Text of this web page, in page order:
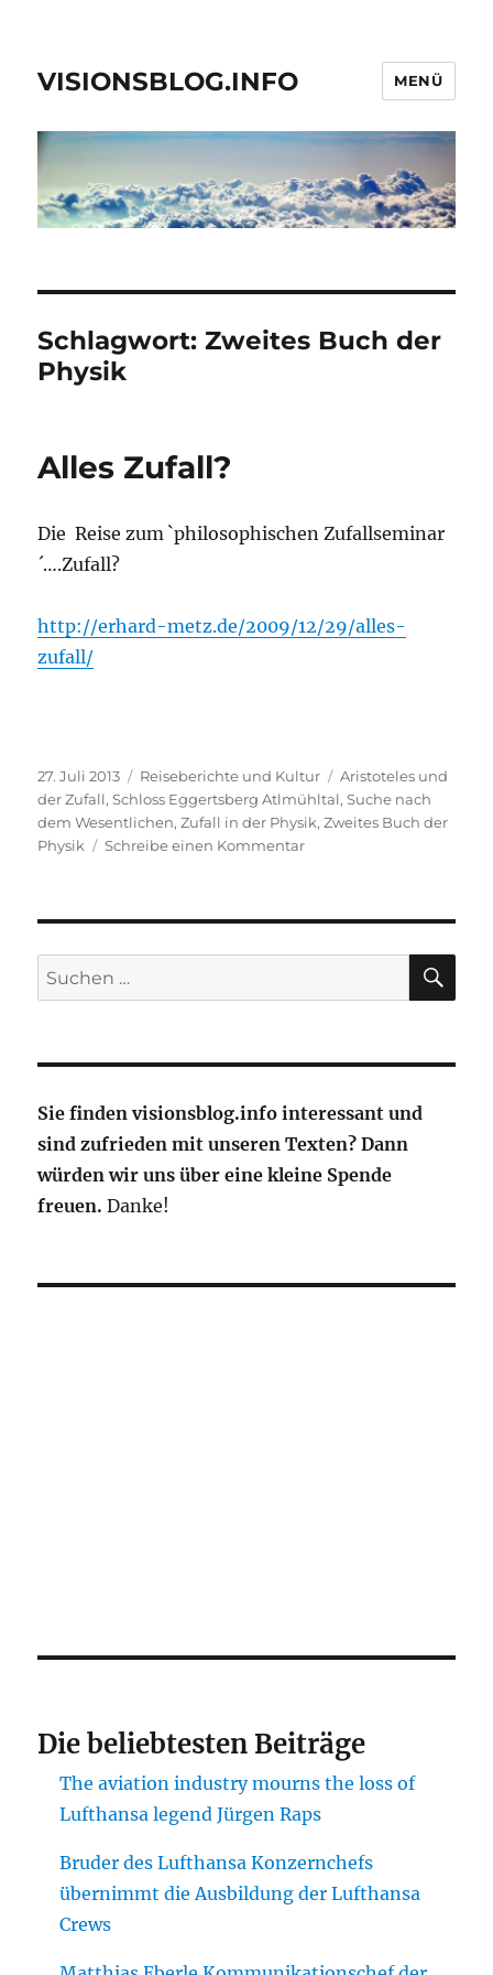
VISIONSBLOG.INFO MENÜ
Schlagwort:Zweites Buch der
Physik
Alles Zufall?
Die Reise zum `philosophischen Zufallseminar
´….Zufall?
http://erhard-metz.de/2009/12/29/alles-
zufall/
Veröffentlicht
am
27. Juli 2013 Kategorien
Reiseberichte und Kultur Schlagwörter
Aristoteles und
der Zufall,Schloss Eggertsberg Atlmühltal,Suche nach
dem Wesentlichen,Zufall in der Physik,Zweites Buch der
Physik
Schreibe einen Kommentarzu
Suche
nach:
Sie finden visionsblog.info interessant und
sind zufrieden mit unseren Texten? Dann
würden wir uns über eine kleine Spende
freuen. Danke!
Die beliebtesten Beiträge
The aviation industry mourns the loss of
Lufthansa legend Jürgen Raps
Bruder des Lufthansa Konzernchefs
übernimmt die Ausbildung der Lufthansa
Crews